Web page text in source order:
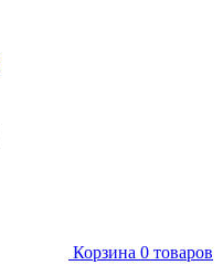
Корзина 0 товаров